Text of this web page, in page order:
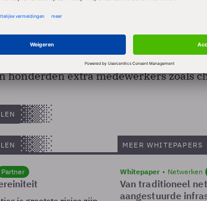
werkten de sorteerders van
honderden extra medewerkers zoals
Partner
MEER WHITEPAPERS
Whitepaper Netwerken
Van traditioneel
aangestuurde